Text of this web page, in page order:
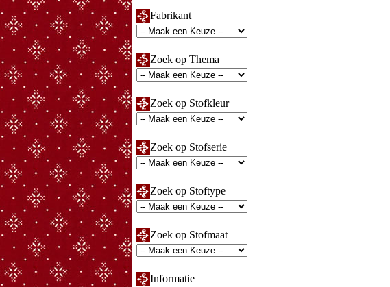
Fabrikant
Zoek op Thema
Zoek op Stofkleur
Zoek op Stofserie
Zoek op Stoftype
Zoek op Stofmaat
Informatie